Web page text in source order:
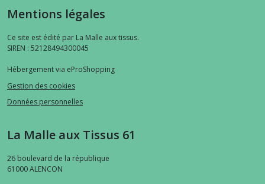
Mentions légales
Ce site est édité par La Malle aux tissus.
SIREN : 52128494300045
Hébergement via eProShopping
Gestion des cookies
Données personnelles
La Malle aux Tissus 61
26 boulevard de la république
61000ALENCON